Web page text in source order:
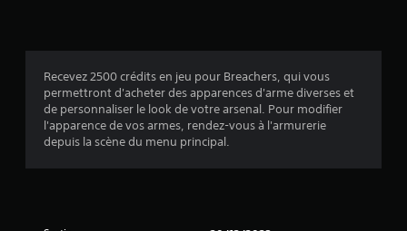
a
t
e
(
H
U
D
Recevez 2500 crédits en jeu pour Breachers, qui vous
permettront d'acheter des apparences d'arme diverses et
de personnaliser le look de votre arsenal. Pour modifier
l'apparence de vos armes, rendez-vous à l'armurerie
depuis la scène du menu principal.